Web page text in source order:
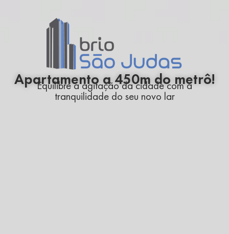
Apartamento a 450m do metrô!
Equilibre a agitação da cidade com a
tranquilidade do seu novo lar